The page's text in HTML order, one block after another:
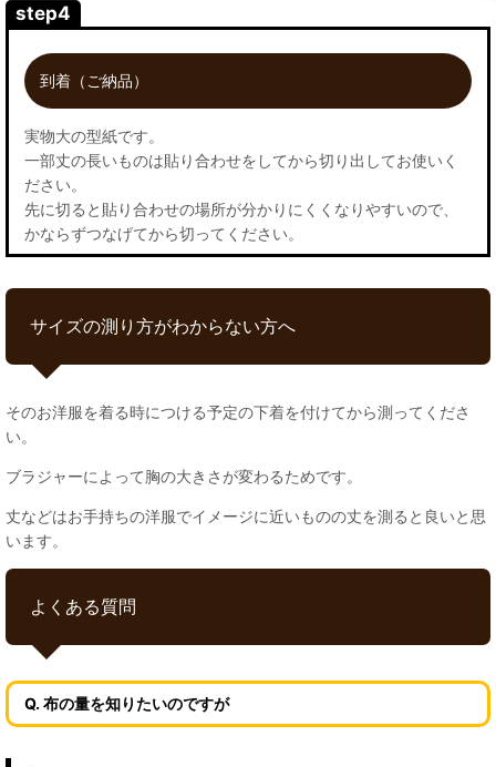
step4
到着（ご納品）
実物大の型紙です。
一部丈の長いものは貼り合わせをしてから切り出してお使いく
ださい。
先に切ると貼り合わせの場所が分かりにくくなりやすいので、
かならずつなげてから切ってください。
サイズの測り方がわからない方へ
そのお洋服を着る時につける予定の下着を付けてから測ってくださ
い。
ブラジャーによって胸の大きさが変わるためです。
丈などはお手持ちの洋服でイメージに近いものの丈を測ると良いと思
います。
よくある質問
Q. 布の量を知りたいのですが